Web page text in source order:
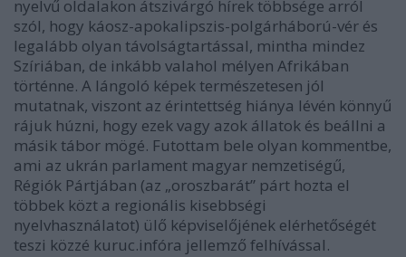
nyelvű oldalakon átszivárgó hírek többsége arról
szól, hogy káosz-apokalipszis-polgárháború-vér és
legalább olyan távolságtartással, mintha mindez
Szíriában, de inkább valahol mélyen Afrikában
történne. A lángoló képek természetesen jól
mutatnak, viszont az érintettség hiánya lévén könnyű
rájuk húzni, hogy ezek vagy azok állatok és beállni a
másik tábor mögé. Futottam bele olyan kommentbe,
ami az ukrán parlament magyar nemzetiségű,
Régiók Pártjában (az „oroszbarát” párt hozta el
többek közt a regionális kisebbségi
nyelvhasználatot) ülő képviselőjének elérhetőségét
teszi közzé kuruc.infóra jellemző felhívással.